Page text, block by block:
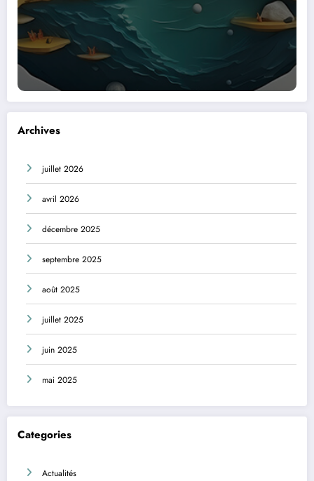
Archives
juillet 2026
avril 2026
décembre 2025
septembre 2025
août 2025
juillet 2025
juin 2025
mai 2025
Categories
Actualités